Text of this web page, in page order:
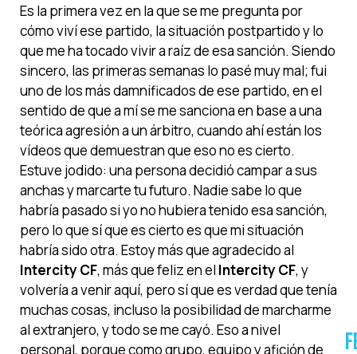
Es la primera vez en la que se me pregunta por
cómo viví ese partido, la situación postpartido y lo
que me ha tocado vivir a raíz de esa sanción. Siendo
sincero, las primeras semanas lo pasé muy mal; fui
uno de los más damnificados de ese partido, en el
sentido de que a mí se me sanciona en base a una
teórica agresión a un árbitro, cuando ahí están los
vídeos que demuestran que eso no es cierto.
Estuve jodido: una persona decidió campar a sus
anchas y marcarte tu futuro. Nadie sabe lo que
habría pasado si yo no hubiera tenido esa sanción,
pero lo que sí que es cierto es que mi situación
habría sido otra. Estoy más que agradecido al
Intercity CF, más que feliz en el Intercity CF, y
volvería a venir aquí, pero sí que es verdad que tenía
muchas cosas, incluso la posibilidad de marcharme
al extranjero, y todo se me cayó. Eso a nivel
personal, porque como grupo, equipo y afición de